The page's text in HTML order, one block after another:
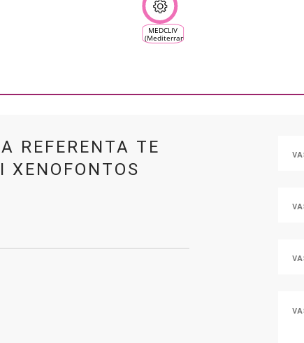
MEDCLIV
(Mediterranean
Climate
REFERENTA TE
XENOFONTOS